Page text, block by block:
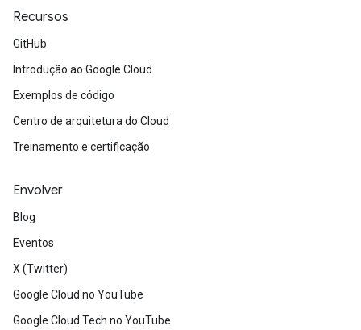
Recursos
GitHub
Introdução ao Google Cloud
Exemplos de código
Centro de arquitetura do Cloud
Treinamento e certificação
Envolver
Blog
Eventos
X (Twitter)
Google Cloud no YouTube
Google Cloud Tech no YouTube